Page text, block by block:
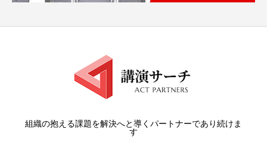
組織の抱える課題を解決へと導くパートナーであり続けま
す